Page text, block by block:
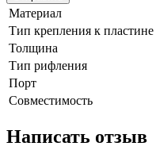
Материал
Тип крепления к пластине
Толщина
Тип рифления
Порт
Совместимость
Написать отзыв